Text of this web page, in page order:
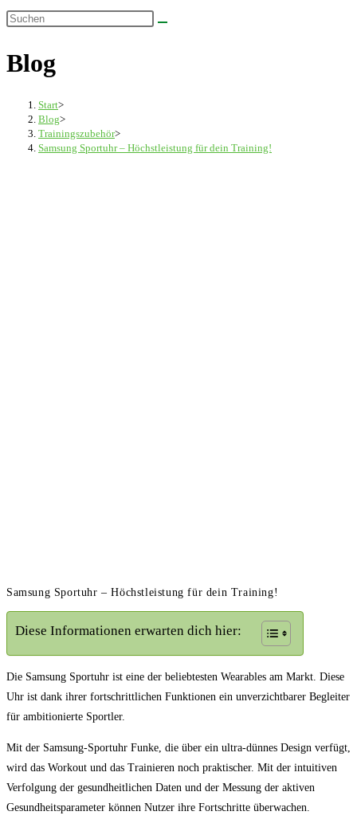
umschalten
Diese
durchsuchen
Blog
Start>
Blog>
Trainingszubehör>
Samsung Sportuhr – Höchstleistung für dein Training!
Samsung Sportuhr – Höchstleistung für dein Training!
Diese Informationen erwarten dich hier:
Die Samsung Sportuhr ist eine der beliebtesten Wearables am Markt. Diese
Uhr ist dank ihrer fortschrittlichen Funktionen ein unverzichtbarer Begleiter
für ambitionierte Sportler.
Mit der Samsung-Sportuhr Funke, die über ein ultra-dünnes Design verfügt,
wird das Workout und das Trainieren noch praktischer. Mit der intuitiven
Verfolgung der gesundheitlichen Daten und der Messung der aktiven
Gesundheitsparameter können Nutzer ihre Fortschritte überwachen.